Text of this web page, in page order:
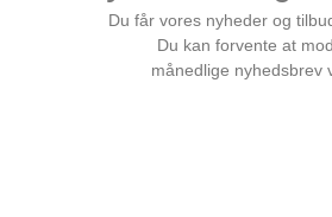
6 fl Locos by Alto Moncayo